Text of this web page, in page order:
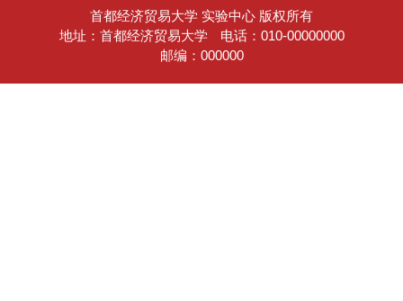
首都经济贸易大学 实验中心 版权所有
地址：首都经济贸易大学
电话：010-00000000
邮编：000000